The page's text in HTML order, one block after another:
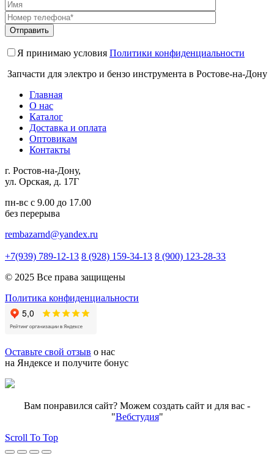
Я принимаю условия Политики конфиденциальности
Запчасти для электро и бензо инструмента в Ростове-на-Дону
Главная
О нас
Каталог
Доставка и оплата
Оптовикам
Контакты
г. Ростов-на-Дону,
ул. Орская, д. 17Г
пн-вс с 9.00 до 17.00
без перерыва
rembazarnd@yandex.ru
+7(939) 789-12-13 8 (928) 159-34-13 8 (900) 123-28-33
© 2025 Все права защищены
Политика конфиденциальности
Оставьте свой отзыв о нас
на Яндексе и получите бонус
Вам понравился сайт? Можем создать сайт и для вас -
"Вебстудия"
Scroll To Top